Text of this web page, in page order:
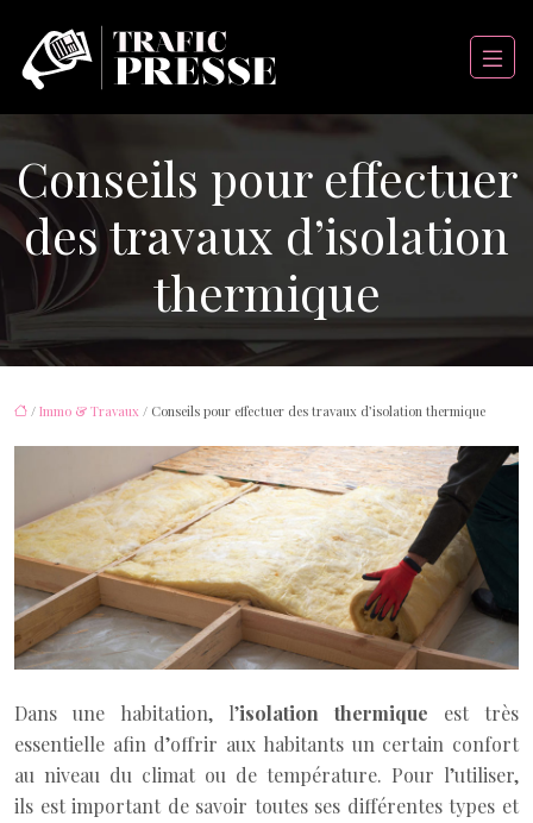
Conseils pour effectuer
des travaux d’isolation
thermique
/ Immo & Travaux / Conseils pour effectuer des travaux d’isolation thermique
Dans une habitation, l’isolation thermique est très
essentielle afin d’offrir aux habitants un certain confort
au niveau du climat ou de température. Pour l’utiliser,
ils est important de savoir toutes ses différentes types et